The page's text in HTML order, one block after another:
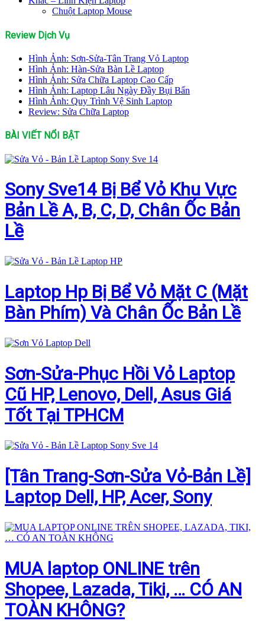
Chuột Laptop Mouse
Review Dịch Vụ
Hình Ảnh: Sơn-Sửa-Tân Trang Vỏ Laptop
Hình Ảnh: Hàn-Sửa Bàn Lề Laptop
Hình Ảnh: Sửa Chữa Laptop Cao Cấp
Hình Ảnh: Laptop Lâu Ngày Đầy Bụi Bẩn
Hình Ảnh: Quy Trình Vệ Sinh Laptop
Review: Sửa Chữa Laptop
BÀI VIẾT NỔI BẬT
Sony Sve14 Bị Bể Vỏ Khu Vực
Bản Lề A, B, C, D, Chân Ốc Bản
Lề
Laptop Hp Bị Bể Vỏ Mặt C (Mặt
Bàn Phím) Và Chân Ốc Bản Lề
Sơn-Sửa-Phục Hồi Vỏ Laptop
Cũ HP, Lenovo, Dell, Asus Giá
Tốt Tại TPHCM
[Tân Trang-Sơn-Sửa Vỏ-Bản Lề]
Laptop Dell, HP, Acer, Sony
MUA laptop ONLINE trên
Shopee, Lazada, Tiki, … CÓ AN
TOÀN KHÔNG?